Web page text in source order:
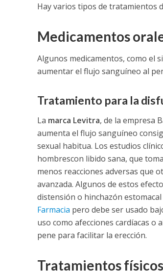
Hay varios tipos de tratamientos
Medicamentos
Algunos medicamentos, como el
aumentar el flujo sanguíneo al
Tratamiento para la
La marca Levitra, de la empresa
aumenta el flujo sanguíneo
sexual habitua. Los estudios
hombrescon libido sana, que
menos reacciones adversas que
avanzada. Algunos de estos
distensión o hinchazón
Farmacia pero debe ser usado
uso como afecciones cardíacas o
pene para facilitar la erección.
Tratamientos físicos